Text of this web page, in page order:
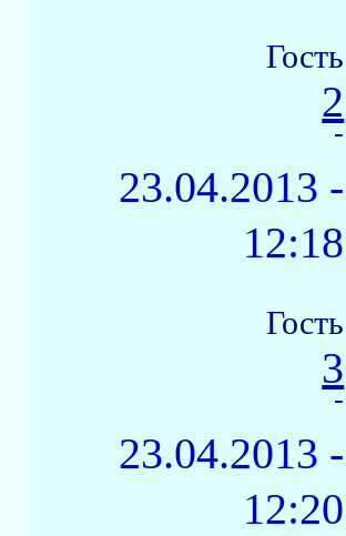
Гость
2
-
23.04.2013 -
12:18
Гость
3
-
23.04.2013 -
12:20